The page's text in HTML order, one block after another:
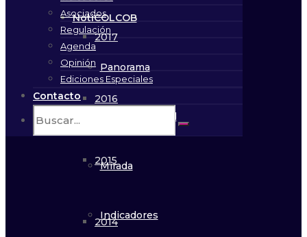
NotiCOLCOB
Panorama
En profundidad
Mirada
Indicadores
2017
2016
2015
2014
Asociados
Regulación
Agenda
Opinión
Ediciones Especiales
Contacto